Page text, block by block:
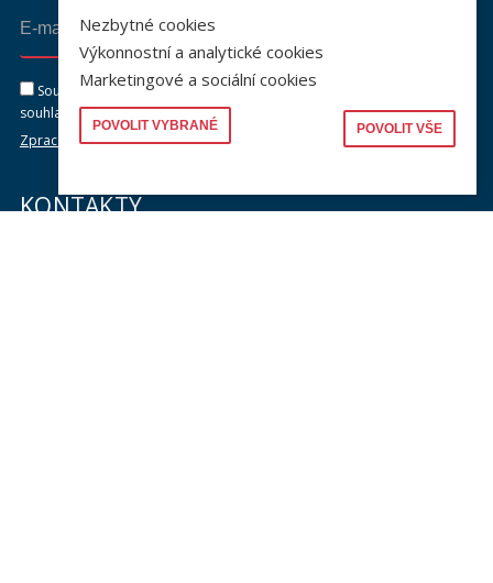
Souhlasím se zasíláním newsletteru na výše uvedenou adresu a
souhlasím se zpracováním osobních údajů dle dokumentu níže.
Zpracování osobních údajů
KONTAKTY
Nezbytné cookies
Výkonnostní a analytické cookies
Marketingové a sociální cookies
POVOLIT VYBRANÉ POVOLIT VŠE